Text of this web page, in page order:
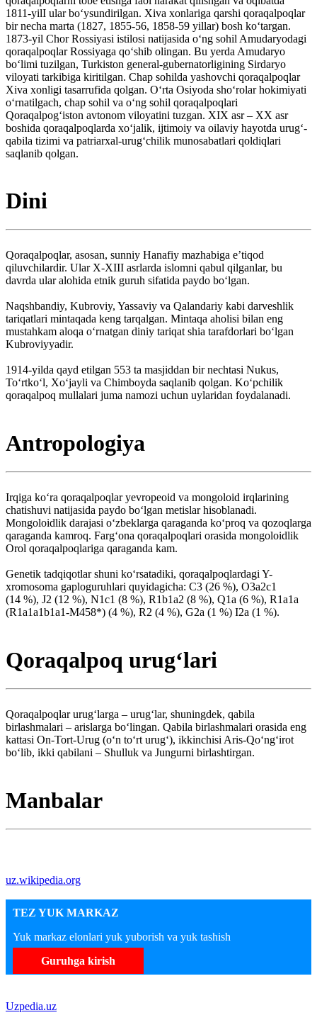
1811-yilI ular boʻysundirilgan. Xiva xonlariga qarshi qoraqalpoqlar
bir necha marta (1827, 1855-56, 1858-59 yillar) bosh koʻtargan.
1873-yil Chor Rossiyasi istilosi natijasida oʻng sohil Amudaryodagi
qoraqalpoqlar Rossiyaga qoʻshib olingan. Bu yerda Amudaryo
boʻlimi tuzilgan, Turkiston general-gubernatorligining Sirdaryo
viloyati tarkibiga kiritilgan. Chap sohilda yashovchi qoraqalpoqlar
Xiva xonligi tasarrufida qolgan. Oʻrta Osiyoda shoʻrolar hokimiyati
oʻrnatilgach, chap sohil va oʻng sohil qoraqalpoqlari
Qoraqalpogʻiston avtonom viloyatini tuzgan. XIX asr – XX asr
boshida qoraqalpoqlarda xoʻjalik, ijtimoiy va oilaviy hayotda urugʻ-
qabila tizimi va patriarxal-urugʻchilik munosabatlari qoldiqlari
saqlanib qolgan.
Dini
Qoraqalpoqlar, asosan, sunniy Hanafiy mazhabiga eʼtiqod
qiluvchilardir. Ular X-XIII asrlarda islomni qabul qilganlar, bu
davrda ular alohida etnik guruh sifatida paydo boʻlgan.
Naqshbandiy, Kubroviy, Yassaviy va Qalandariy kabi darveshlik
tariqatlari mintaqada keng tarqalgan. Mintaqa aholisi bilan eng
mustahkam aloqa oʻrnatgan diniy tariqat shia tarafdorlari boʻlgan
Kubroviyyadir.
1914-yilda qayd etilgan 553 ta masjiddan bir nechtasi Nukus,
Toʻrtkoʻl, Xoʻjayli va Chimboyda saqlanib qolgan. Koʻpchilik
qoraqalpoq mullalari juma namozi uchun uylaridan foydalanadi.
Antropologiya
Irqiga koʻra qoraqalpoqlar yevropeoid va mongoloid irqlarining
chatishuvi natijasida paydo boʻlgan metislar hisoblanadi.
Mongoloidlik darajasi oʻzbeklarga qaraganda koʻproq va qozoqlarga
qaraganda kamroq. Fargʻona qoraqalpoqlari orasida mongoloidlik
Orol qoraqalpoqlariga qaraganda kam.
Genetik tadqiqotlar shuni koʻrsatadiki, qoraqalpoqlardagi Y-
xromosoma gaploguruhlari quyidagicha: C3 (26 %), O3a2c1
(14 %), J2 (12 %), N1c1 (8 %), R1b1a2 (8 %), Q1a (6 %), R1a1a
(R1a1a1b1a1-M458*) (4 %), R2 (4 %), G2a (1 %) I2a (1 %).
Qoraqalpoq urugʻlari
Qoraqalpoqlar urugʻlarga – urugʻlar, shuningdek, qabila
birlashmalari – arislarga boʻlingan. Qabila birlashmalari orasida eng
kattasi On-Tort-Urug (oʻn toʻrt urugʻ), ikkinchisi Aris-Qoʻngʻirot
boʻlib, ikki qabilani – Shulluk va Jungurni birlashtirgan.
Manbalar
uz.wikipedia.org
TEZ YUK MARKAZ
Yuk markaz elonlari yuk yuborish va yuk tashish
Guruhga kirish
Uzpedia.uz